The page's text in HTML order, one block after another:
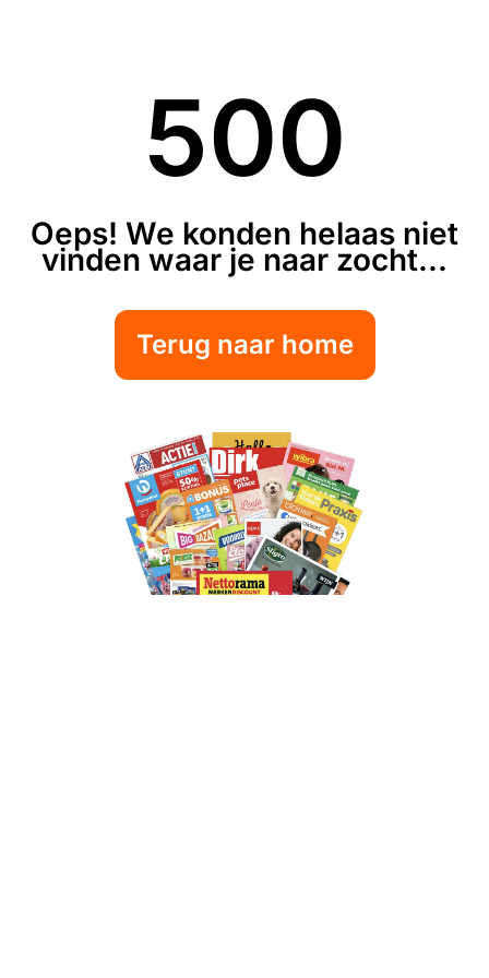
500
Oeps! We konden helaas niet
vinden waar je naar zocht...
Terug naar home